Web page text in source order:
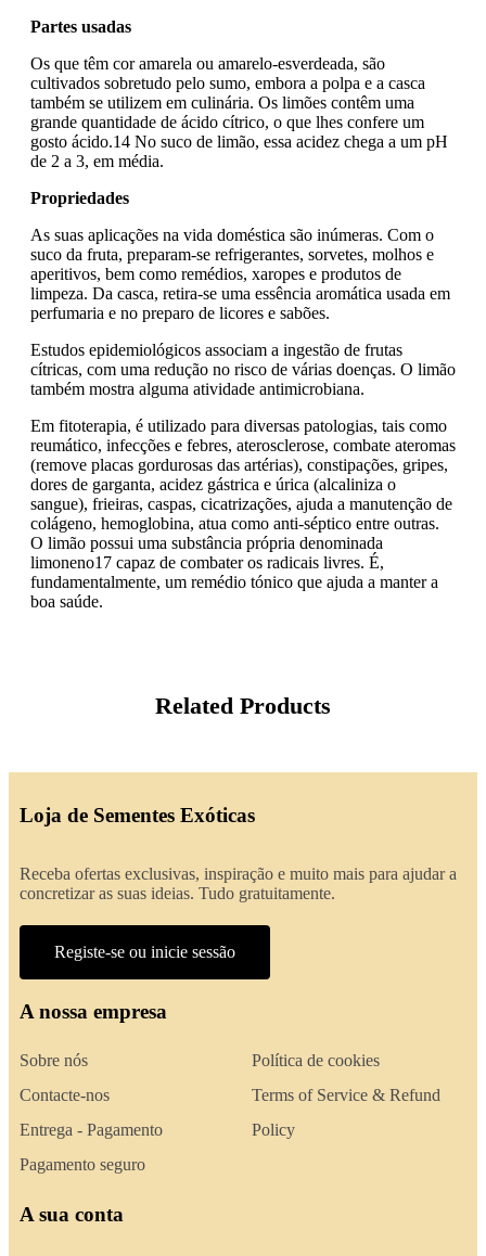
Partes usadas
Os que têm cor amarela ou amarelo-esverdeada, são
cultivados sobretudo pelo sumo, embora a polpa e a casca
também se utilizem em culinária. Os limões contêm uma
grande quantidade de ácido cítrico, o que lhes confere um
gosto ácido.14 No suco de limão, essa acidez chega a um pH
de 2 a 3, em média.
Propriedades
As suas aplicações na vida doméstica são inúmeras. Com o
suco da fruta, preparam-se refrigerantes, sorvetes, molhos e
aperitivos, bem como remédios, xaropes e produtos de
limpeza. Da casca, retira-se uma essência aromática usada em
perfumaria e no preparo de licores e sabões.
Estudos epidemiológicos associam a ingestão de frutas
cítricas, com uma redução no risco de várias doenças. O limão
também mostra alguma atividade antimicrobiana.
Em fitoterapia, é utilizado para diversas patologias, tais como
reumático, infecções e febres, aterosclerose, combate ateromas
(remove placas gordurosas das artérias), constipações, gripes,
dores de garganta, acidez gástrica e úrica (alcaliniza o
sangue), frieiras, caspas, cicatrizações, ajuda a manutenção de
colágeno, hemoglobina, atua como anti-séptico entre outras.
O limão possui uma substância própria denominada
limoneno17 capaz de combater os radicais livres. É,
fundamentalmente, um remédio tónico que ajuda a manter a
boa saúde.
Related Products
Loja de Sementes Exóticas
Receba ofertas exclusivas, inspiração e muito mais para ajudar a
concretizar as suas ideias. Tudo gratuitamente.
Registe-se ou inicie sessão
A nossa empresa
Sobre nós
Contacte-nos
Entrega - Pagamento
Pagamento seguro
Política de cookies
Terms of Service & Refund
Policy
A sua conta